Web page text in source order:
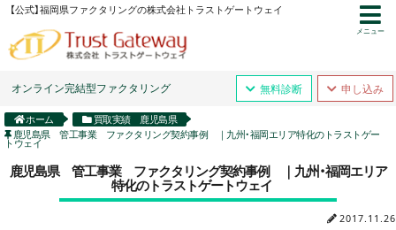
【公式】福岡県ファクタリングの株式会社トラストゲートウェイ
オンライン完結型ファクタリング 無料診断 申し込み
メニュー
ホーム
買取実績 鹿児島県
鹿児島県 管工事業 ファクタリング契約事例 ｜九州・福岡エリア特化のトラストゲー
トウェイ
鹿児島県 管工事業 ファクタリング契約事例 ｜九州・福岡エリア
特化のトラストゲートウェイ
2017.11.26